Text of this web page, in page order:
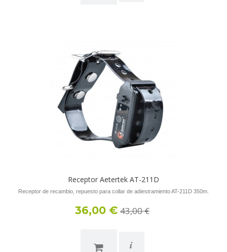
Receptor Aetertek AT-211D
Receptor de recambio, repuesto para collar de adiestramiento AT-211D 350m.
36,00 € 43,00 €
i